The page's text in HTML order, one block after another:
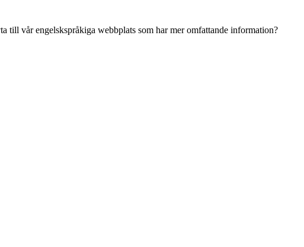
till vår engelskspråkiga webbplats som har mer omfattande information?